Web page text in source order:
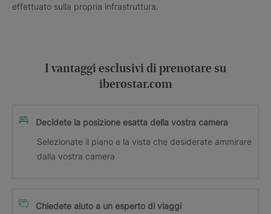
I vantaggi esclusivi di prenotare su
iberostar.com
Decidete la posizione esatta della vostra camera
Selezionate il piano e la vista che desiderate ammirare
dalla vostra camera
Chiedete aiuto a un esperto di viaggi